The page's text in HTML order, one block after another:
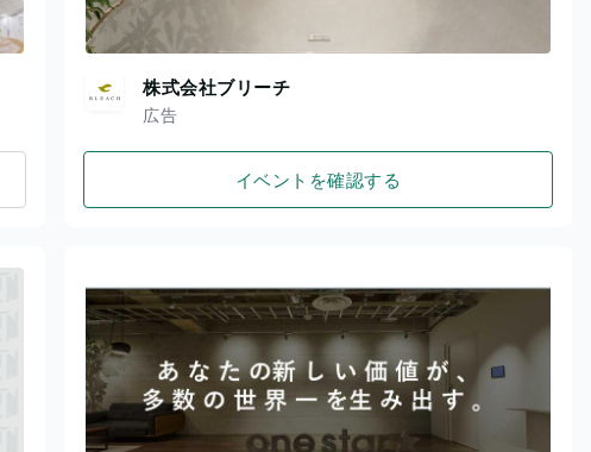
株式会社ブリーチ
広告
イベントを確認する